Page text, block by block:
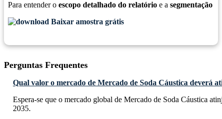
Para entender o escopo detalhado do relatório e a segmentação
Baixar amostra grátis
Perguntas Frequentes
Qual valor o mercado de Mercado de Soda Cáustica deverá
Espera-se que o mercado global de Mercado de Soda Cáustica
2035.